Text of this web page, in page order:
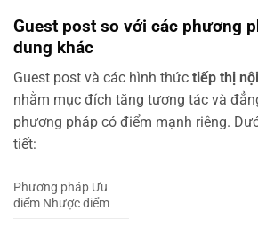
Guest post so với các phương
dung khác
Guest post và các hình thức tiếp thị
nhằm mục đích tăng tương tác và
phương pháp có điểm mạnh riêng.
tiết:
Phương pháp Ưu
điểm Nhược điểm